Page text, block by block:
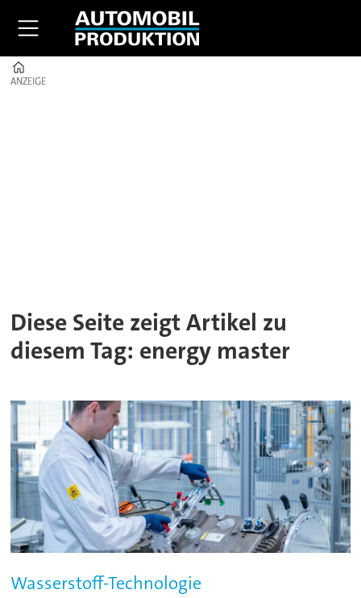
ANZEIGE
ANZEIGE
Diese Seite zeigt Artikel zu
diesem Tag: energy master
Wasserstoff-Technologie